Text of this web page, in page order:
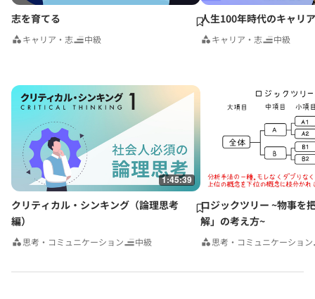
志を育てる
キャリア・志 中級
人生100年時代のキャリ
キャリア・志 中級
1:45:39
クリティカル・シンキング（論理思考
編）
思考・コミュニケーション 中級
ロジックツリー ~物事を
解」の考え方~
思考・コミュニケーション